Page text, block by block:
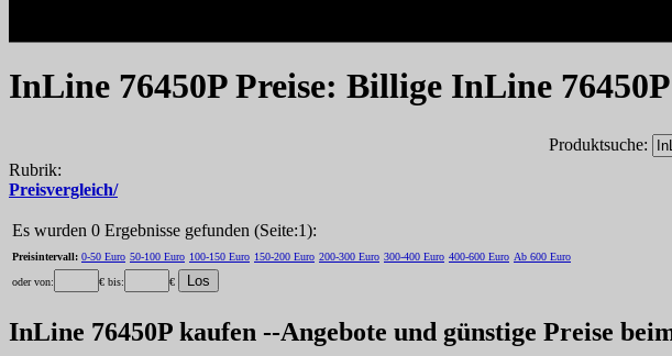
InLine 76450P Preise: Billige InLine
Produktsuche:
Rubrik:
Preisvergleich/
Es wurden 0 Ergebnisse gefunden (Seite:1):
Preisintervall: 0-50 Euro 50-100 Euro 100-150 Euro 150-200 Euro 200-300 Euro 300-400 Euro 400-600 Euro Ab 600 Euro
oder von: € bis: €
InLine 76450P kaufen --Angebote und günstige Preise